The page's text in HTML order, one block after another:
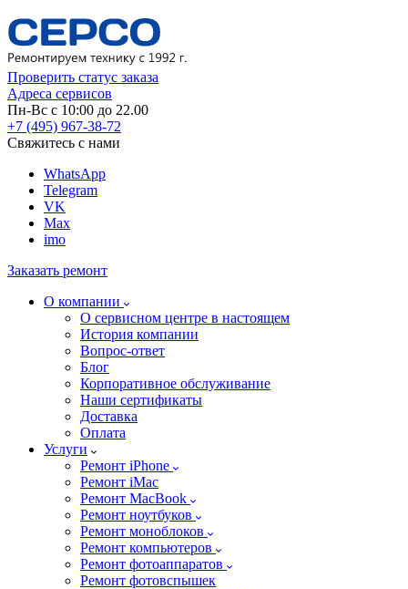
Проверить статус заказа
Адреса сервисов
Пн-Вс с 10:00 до 22.00
+7 (495) 967-38-72
Свяжитесь с нами
WhatsApp
Telegram
VK
Max
imo
Заказать ремонт
О компании
О сервисном центре в настоящем
История компании
Вопрос-ответ
Блог
Корпоративное обслуживание
Наши сертификаты
Доставка
Оплата
Услуги
Ремонт iPhone
Ремонт iMac
Ремонт MacBook
Ремонт ноутбуков
Ремонт моноблоков
Ремонт компьютеров
Ремонт фотоаппаратов
Ремонт фотовспышек